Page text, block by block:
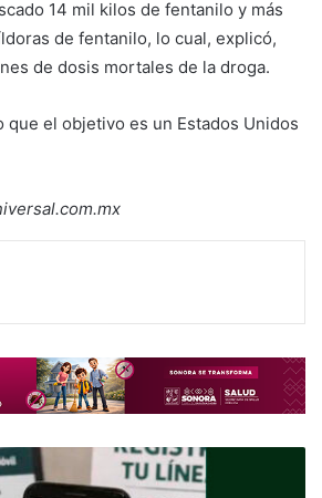
14 mil kilos de fentanilo y más
de fentanilo, lo cual, explicó,
de dosis mortales de la droga.
que el objetivo es un Estados Unidos